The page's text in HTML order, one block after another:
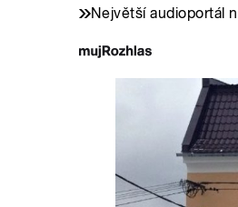
Největší audioportál